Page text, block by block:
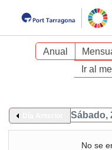
Anual
Ir al
Sábado,
No se